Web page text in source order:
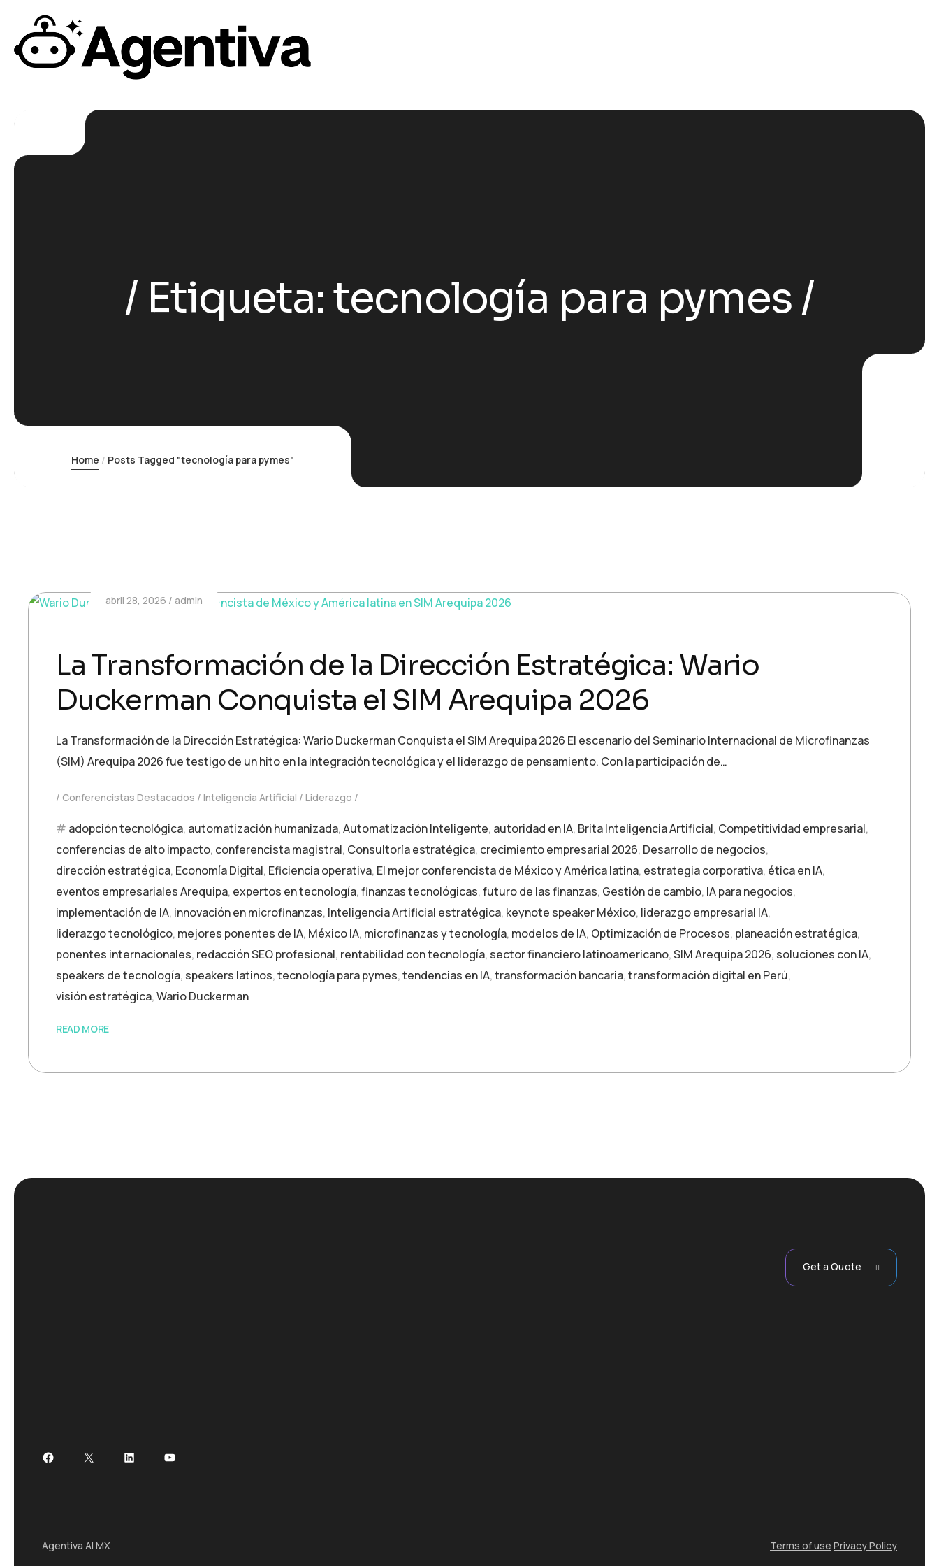
Etiqueta: tecnología para pymes
Home Posts Tagged "tecnología para pymes"
abril 28, 2026 admin
La Transformación de la Dirección Estratégica: Wario
Duckerman Conquista el SIM Arequipa 2026
La Transformación de la Dirección Estratégica: Wario Duckerman Conquista el SIM Arequipa 2026 El escenario del Seminario Internacional de Microfinanzas
(SIM) Arequipa 2026 fue testigo de un hito en la integración tecnológica y el liderazgo de pensamiento. Con la participación de…
Conferencistas Destacados Inteligencia Artificial Liderazgo
adopción tecnológica, automatización humanizada,Automatización Inteligente, autoridad en IA, Brita Inteligencia Artificial, Competitividad empresarial,
conferencias de alto impacto, conferencista magistral, Consultoría estratégica, crecimiento empresarial 2026, Desarrollo de negocios,
dirección estratégica, Economía Digital, Eficiencia operativa, El mejor conferencista de México y América latina, estrategia corporativa, ética en IA,
eventos empresariales Arequipa, expertos en tecnología,finanzas tecnológicas,futuro de las finanzas, Gestión de cambio, IA para negocios,
implementación de IA, innovación en microfinanzas, Inteligencia Artificial estratégica, keynote speaker México, liderazgo empresarial IA,
liderazgo tecnológico, mejores ponentes de IA, México IA, microfinanzas y tecnología, modelos de IA, Optimización de Procesos, planeación estratégica,
ponentes internacionales, redacción SEO profesional, rentabilidad con tecnología, sector financiero latinoamericano,SIM Arequipa 2026, soluciones con IA,
speakers de tecnología, speakers latinos,tecnología para pymes,tendencias en IA,transformación bancaria,transformación digital en Perú,
visión estratégica,Wario Duckerman
READ MORE
Get a Quote
Facebook
X LinkedInYouTube
Agentiva AI MX Terms of use Privacy Policy